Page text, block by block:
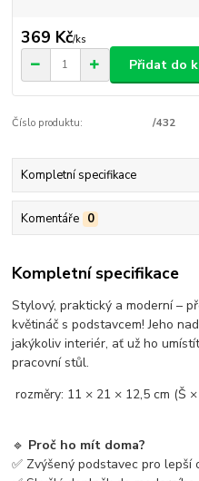
369 Kč/ks
Přidat do
Číslo produktu: /432
Kompletní specifikace
Komentáře 0
Kompletní specifikace
Stylový, praktický a moderní –
květináč s podstavcem! Jeho
jakýkoliv interiér, ať už ho
pracovní stůl.
rozměry: 11 × 21 × 12,5 cm (Š
🔹 Proč ho mít doma?
✅ Zvýšený podstavec pro lepší